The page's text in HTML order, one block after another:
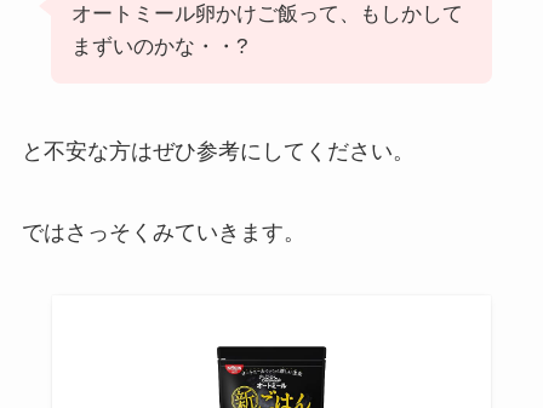
オートミール卵かけご飯って、もしかして
まずいのかな・・?
と不安な方はぜひ参考にしてください。
ではさっそくみていきます。